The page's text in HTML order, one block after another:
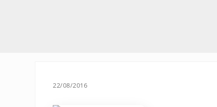
22/08/2016